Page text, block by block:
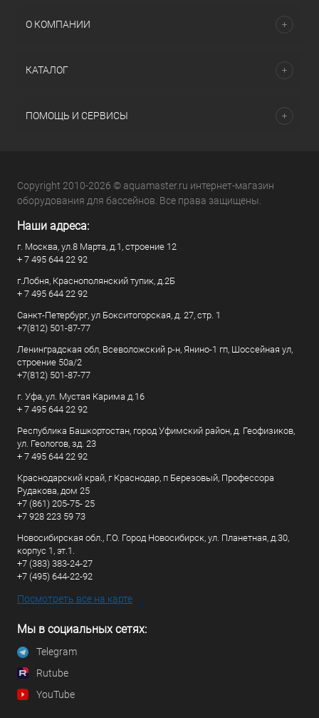
О КОМПАНИИ
КАТАЛОГ
ПОМОЩЬ И СЕРВИСЫ
Copyright 2010-2026 © aquamaster.ru интернет-магазин
оборудования для бассейнов. Все права защищены.
Наши адреса:
г. Москва, ул.8 Марта, д.1, строение 12
+ 7 495 644 22 92
г.Лобня, Краснополянский тупик, д.2Б
+ 7 495 644 22 92
Санкт-Петербург, ул Бокситогорская, д. 27, стр. 1
+7(812) 501-87-77
Ленинградская обл, Всеволожский р-н, Янино-1 гп, Шоссейная ул,
строение 50а/2
+7(812) 501-87-77
г. Уфа, ул. Мустая Карима д.16
+ 7 495 644 22 92
Республика Башкортостан, город Уфимский район, д. Геофизиков,
ул. Геологов, зд. 23
+ 7 495 644 22 92
Краснодарский край, г Краснодар, п Березовый, Профессора
Рудакова, дом 25
+7 (861) 205-75- 25
+7 928 223 59 73
Новосибирская обл., Г.О. Город Новосибирск, ул. Планетная, д.30,
корпус 1, эт.1.
+7 (383) 383-24-27
+7 (495) 644-22-92
Посмотреть все на карте
Мы в социальных сетях:
Telegram
Rutube
YouTube